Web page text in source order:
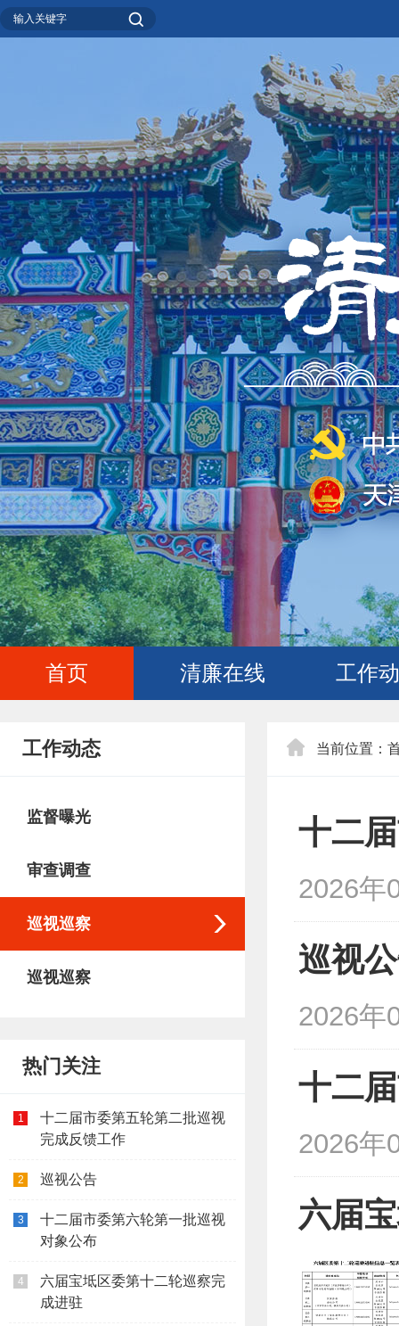
首页 清廉在线 工作
工作动态
监督曝光
审查调查
巡视巡察
巡视巡察
热门关注
1
十二届市委第五轮第二批巡视
完成反馈工作
2 巡视公告
3
十二届市委第六轮第一批巡视
对象公布
4
六届宝坻区委第十二轮巡察完
成进驻
当前位置：
十二
2026
巡视
2026
十二
2026
六届